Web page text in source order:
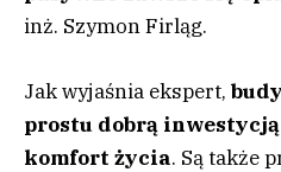
inż. Szymon Firląg.
Jak wyjaśnia ekspert,
prostu dobrą
komfort życia. Są także